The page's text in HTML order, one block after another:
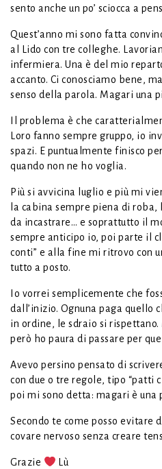
sento anche un po’ sciocca a
Quest’anno mi sono fatta
al Lido con tre colleghe.
infermiera. Una è del mio
accanto. Ci conosciamo bene,
senso della parola. Magari una
Il problema è che
Loro fanno sempre gruppo, io
spazi. E puntualmente finisco
quando non ne ho voglia.
Più si avvicina luglio e più mi
la cabina sempre piena di
da incastrare… e soprattutto il
sempre anticipo io, poi parte il
conti” e alla fine mi ritrovo con
tutto a posto.
Io vorrei semplicemente che
dall’inizio. Ognuna paga quello
in ordine, le sdraio si
però ho paura di passare per
Avevo persino pensato di
con due o tre regole, tipo “patti
poi mi sono detta: magari è una
Secondo te come posso evitare
covare nervoso senza creare
Grazie Lù